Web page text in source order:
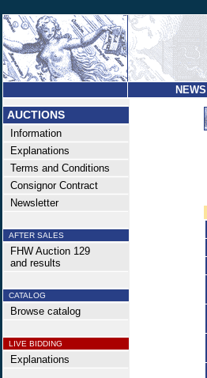
NEWS
AUCTIONS
Information
Explanations
Terms and Conditions
Consignor Contract
Newsletter
AFTER SALES
FHW Auction 129
and results
CATALOG
Browse catalog
LIVE BIDDING
Explanations